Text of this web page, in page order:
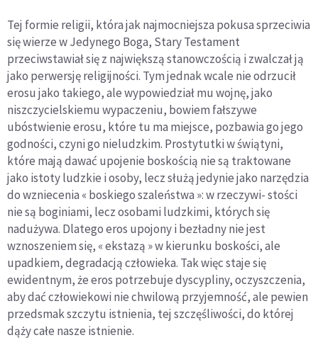
Tej formie religii, która jak najmocniejsza pokusa sprzeciwia
się wierze w Jedynego Boga, Stary Testament
przeciwstawiał się z największą stanowczością i zwalczał ją
jako perwersję religijności. Tym jednak wcale nie odrzucił
erosu jako takiego, ale wypowiedział mu wojnę, jako
niszczycielskiemu wypaczeniu, bowiem fałszywe
ubóstwienie erosu, które tu ma miejsce, pozbawia go jego
godności, czyni go nieludzkim. Prostytutki w świątyni,
które mają dawać upojenie boskością nie są traktowane
jako istoty ludzkie i osoby, lecz służą jedynie jako narzędzia
do wzniecenia « boskiego szaleństwa »: w rzeczywi- stości
nie są boginiami, lecz osobami ludzkimi, których się
nadużywa. Dlatego eros upojony i bezładny nie jest
wznoszeniem się, « ekstazą » w kierunku boskości, ale
upadkiem, degradacją człowieka. Tak więc staje się
ewidentnym, że eros potrzebuje dyscypliny, oczyszczenia,
aby dać człowiekowi nie chwilową przyjemność, ale pewien
przedsmak szczytu istnienia, tej szczęśliwości, do której
dąży całe nasze istnienie.